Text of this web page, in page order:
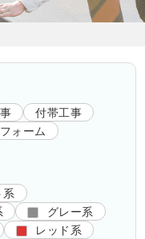
付帯工事
ォーム
系
グレー系
レッド系